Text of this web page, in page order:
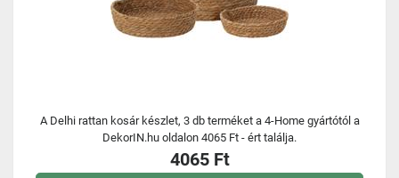
A Delhi rattan kosár készlet, 3 db terméket a 4-Home gyártótól a
DekorIN.hu oldalon 4065 Ft - ért találja.
4065 Ft